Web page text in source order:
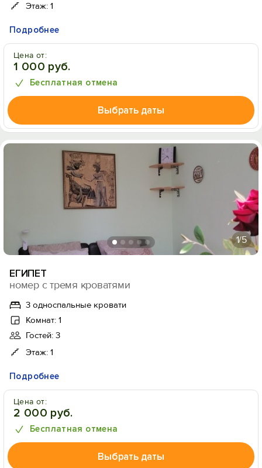
Этаж: 1
Подробнее
Цена от:
1 000 руб.
Бесплатная отмена
Выбрать даты
1/5
ЕГИПЕТ
номер с тремя кроватями
3 односпальные кровати
Комнат: 1
Гостей: 3
Этаж: 1
Подробнее
Цена от:
2 000 руб.
Бесплатная отмена
Выбрать даты